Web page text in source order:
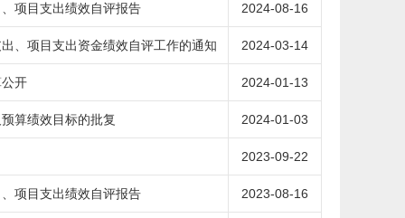
项目支出绩效自评报告 2024-08-16
、项目支出资金绩效自评工作的通知 2024-03-14
开 2024-01-13
算绩效目标的批复 2024-01-03
2023-09-22
项目支出绩效自评报告 2023-08-16